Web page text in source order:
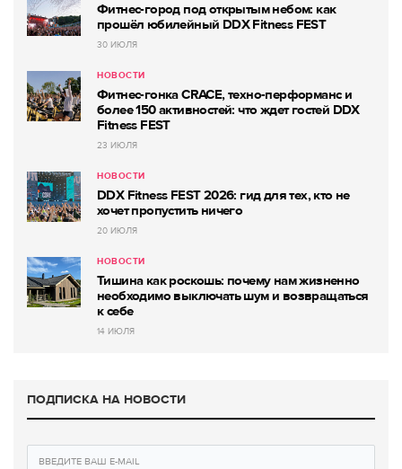
Фитнес-город под открытым небом: как
прошёл юбилейный DDX Fitness FEST
30 ИЮЛЯ
НОВОСТИ
Фитнес-гонка CRACE, техно-перформанс и
более 150 активностей: что ждет гостей DDX
Fitness FEST
23 ИЮЛЯ
НОВОСТИ
DDX Fitness FEST 2026: гид для тех, кто не
хочет пропустить ничего
20 ИЮЛЯ
НОВОСТИ
Тишина как роскошь: почему нам жизненно
необходимо выключать шум и возвращаться
к себе
14 ИЮЛЯ
ПОДПИСКА НА НОВОСТИ